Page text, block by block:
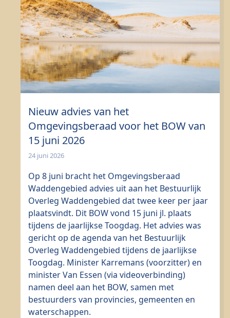
Nieuw advies van het
Omgevingsberaad voor het BOW van
15 juni 2026
24 juni 2026
Op 8 juni bracht het Omgevingsberaad
Waddengebied advies uit aan het Bestuurlijk
Overleg Waddengebied dat twee keer per jaar
plaatsvindt. Dit BOW vond 15 juni jl. plaats
tijdens de jaarlijkse Toogdag. Het advies was
gericht op de agenda van het Bestuurlijk
Overleg Waddengebied tijdens de jaarlijkse
Toogdag. Minister Karremans (voorzitter) en
minister Van Essen (via videoverbinding)
namen deel aan het BOW, samen met
bestuurders van provincies, gemeenten en
waterschappen.